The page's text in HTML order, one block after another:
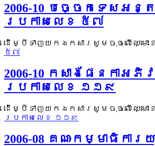
2006-10 បច្ចេកទេស
ប្រកាសលេខ ៥៧
ដើម្បីទាញយកឯកសារសូមចុចលើឈ្មោះខ
៥៧
2006-10 កសាងផែន
ប្រកាសលេខ ១១៩
ដើម្បីទាញយកឯកសារសូមចុចលើឈ្មោះខ
ប្រកាសលេខ ១១៩
2006-08 គណៈកម្មាធិ